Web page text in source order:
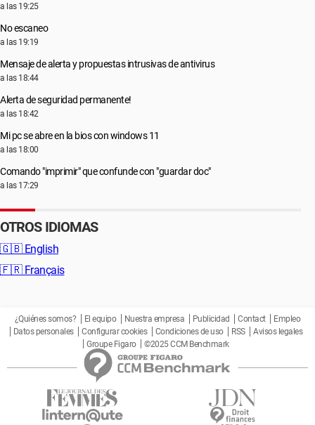
a las 19:25
No escaneo
a las 19:19
Mensaje de alerta y propuestas intrusivas de antivirus
a las 18:44
Alerta de seguridad permanente!
a las 18:42
Mi pc se abre en la bios con windows 11
a las 18:00
Comando "imprimir" que confunde con "guardar doc"
a las 17:29
OTROS IDIOMAS
🇬🇧 English
🇫🇷 Français
¿Quiénes somos? El equipo Nuestra empresa Publicidad Contact
Empleo
Datos personales
Configurar cookies Condiciones de uso RSS
Avisos legales
Groupe Figaro
©2025 CCM Benchmark